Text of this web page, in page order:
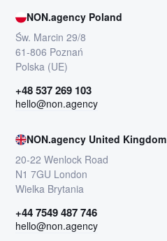
NON.agency Poland
Św. Marcin 29/8
61-806 Poznań
Polska (UE)
+48 537 269 103
hello@non.agency
NON.agency United Kingdom
20-22 Wenlock Road
N1 7GU London
Wielka Brytania
+44 7549 487 746
hello@non.agency